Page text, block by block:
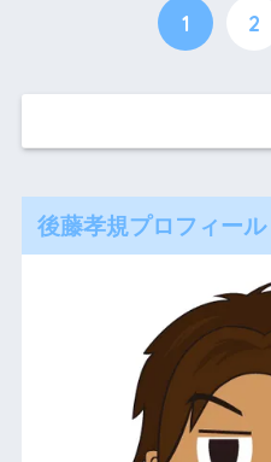
1 2
後藤孝規プロフィール